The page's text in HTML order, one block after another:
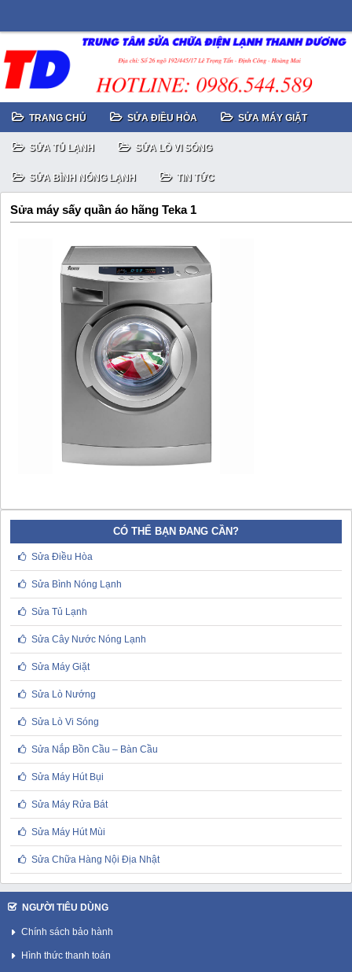
TRANG CHỦ SỬA ĐIỀU HÒA SỬA MÁY GIẶT
SỬA TỦ LẠNH SỬA LÒ VI SÓNG
SỬA BÌNH NÓNG LẠNH TIN TỨC
Sửa máy sấy quần áo hãng Teka 1
CÓ THỂ BẠN ĐANG CẦN?
Sửa Điều Hòa
Sửa Bình Nóng Lạnh
Sửa Tủ Lạnh
Sửa Cây Nước Nóng Lạnh
Sửa Máy Giặt
Sửa Lò Nướng
Sửa Lò Vi Sóng
Sửa Nắp Bồn Cầu – Bàn Cầu
Sửa Máy Hút Bụi
Sửa Máy Rửa Bát
Sửa Máy Hút Mùi
Sửa Chữa Hàng Nội Địa Nhật
NGƯỜI TIÊU DÙNG
Chính sách bảo hành
Hình thức thanh toán